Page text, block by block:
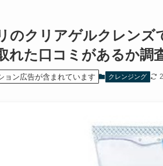
のクリアゲルクレンズ
れた口コミがあるか調
ョン広告が含まれています クレンジング